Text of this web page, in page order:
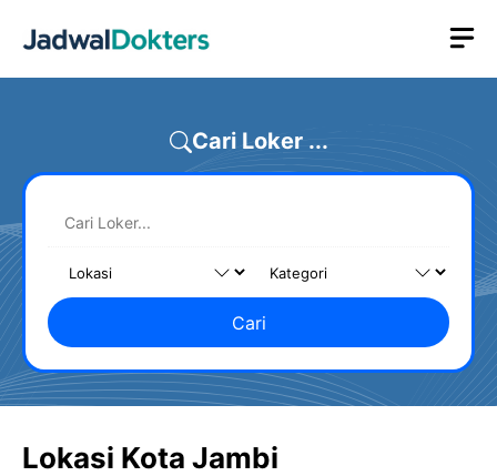
Cari Loker ...
Cari
Lokasi Kota Jambi